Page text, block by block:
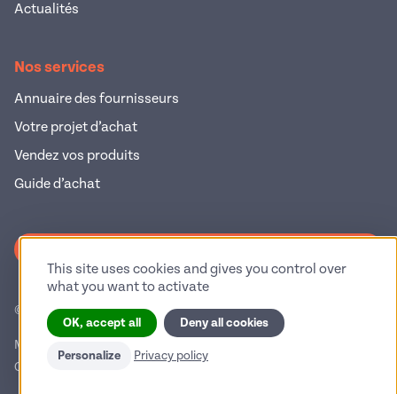
Actualités
Nos services
Annuaire des fournisseurs
Votre projet d’achat
Vendez vos produits
Guide d’achat
© 2026 Pop Industrie – Tous droits réservés
Mentions légales
Conditions générales d'utilisation
This site uses cookies and gives you control over
what you want to activate
OK, accept all Deny all cookies
Personalize Privacy policy